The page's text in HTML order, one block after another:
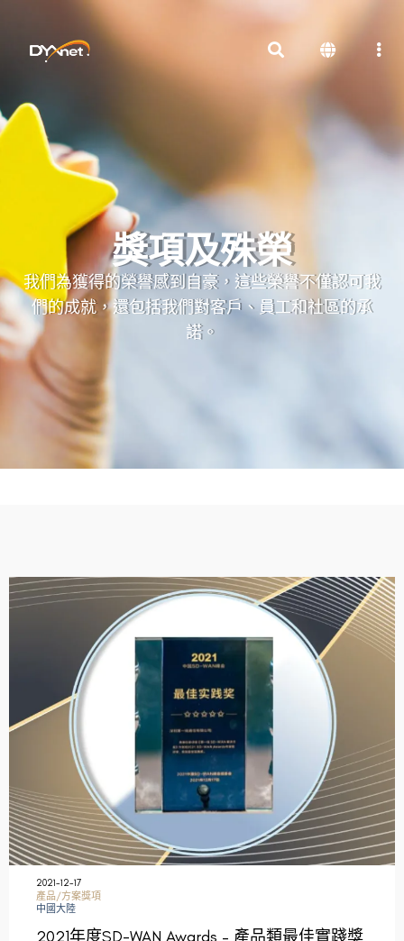
獎項及殊榮
我們為獲得的榮譽感到自豪，這些榮譽不僅認可我
們的成就，還包括我們對客戶、員工和社區的承
諾。
2021-12-17
產品/方案獎項
中國大陸
2021年度SD-WAN Awards – 產品類最佳實踐獎